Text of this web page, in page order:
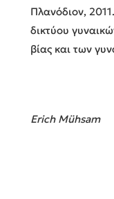
Πλανόδιον,
δικτύου
βίας και των
Erich Mühsam